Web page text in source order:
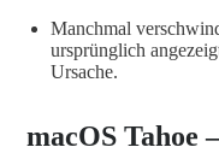
Manchmal
ursprünglich
Ursache.
macOS Tahoe